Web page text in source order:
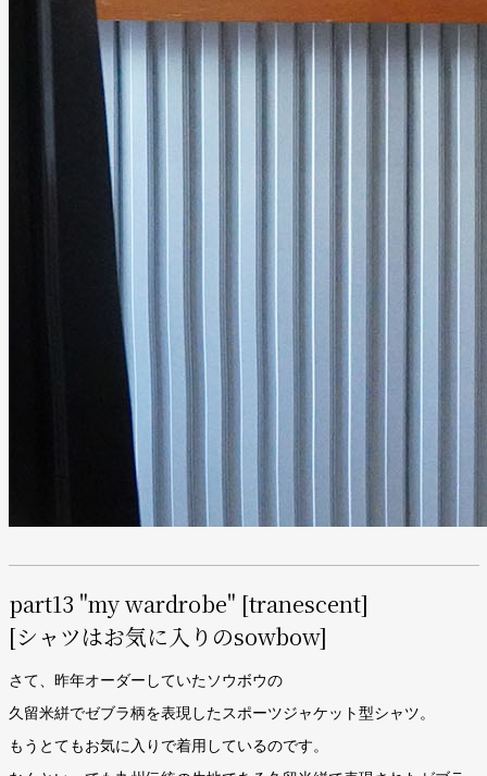
part13 "my wardrobe" [tranescent]
[シャツはお気に入りのsowbow]
さて、昨年オーダーしていたソウボウの
久留米絣でゼブラ柄を表現したスポーツジャケット型シャツ。
もうとてもお気に入りで着用しているのです。